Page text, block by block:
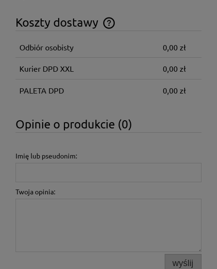
Koszty dostawy
Cena nie zawiera ewentualnych kosztów płatności
Odbiór osobisty 0,00 zł
Kurier DPD XXL 0,00 zł
PALETA DPD 0,00 zł
Opinie o produkcie (0)
Imię lub pseudonim:
Twoja opinia:
wyślij